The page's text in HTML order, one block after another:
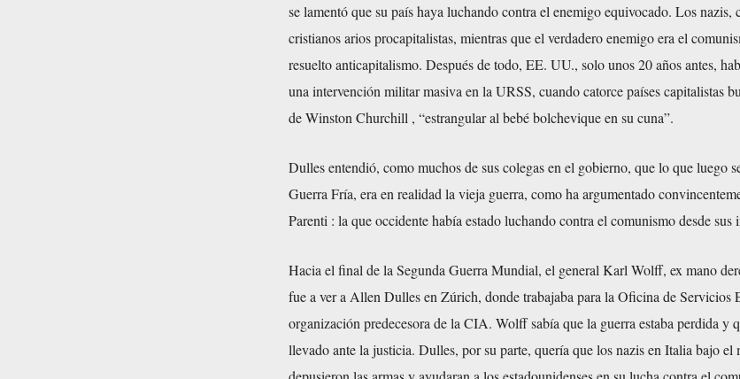
se lamentó que su país haya luchando contra el enemigo equivocado. Los nazis,
cristianos arios procapitalistas, mientras que el verdadero enemigo era el
resuelto anticapitalismo. Después de todo, EE. UU., solo unos 20 años antes,
una intervención militar masiva en la URSS, cuando catorce países capitalistas
de Winston Churchill , “estrangular al bebé bolchevique en su cuna”.
Dulles entendió, como muchos de sus colegas en el gobierno, que lo que luego
Guerra Fría, era en realidad la vieja guerra, como ha argumentado
Parenti : la que occidente había estado luchando contra el comunismo desde sus
Hacia el final de la Segunda Guerra Mundial, el general Karl Wolff, ex mano
fue a ver a Allen Dulles en Zúrich, donde trabajaba para la Oficina de Servicios
organización predecesora de la CIA. Wolff sabía que la guerra estaba perdida y
llevado ante la justicia. Dulles, por su parte, quería que los nazis en Italia bajo